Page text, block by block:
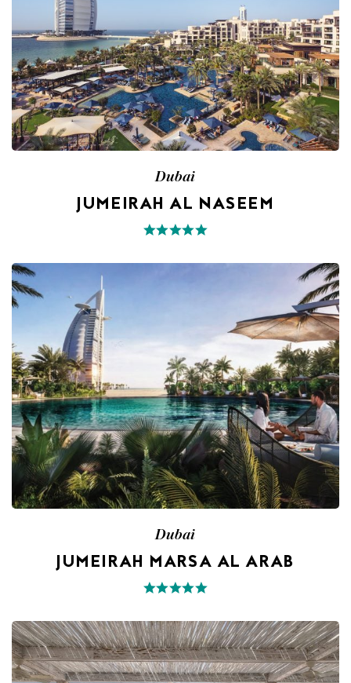
Dubai
JUMEIRAH AL NASEEM
Dubai
JUMEIRAH MARSA AL ARAB